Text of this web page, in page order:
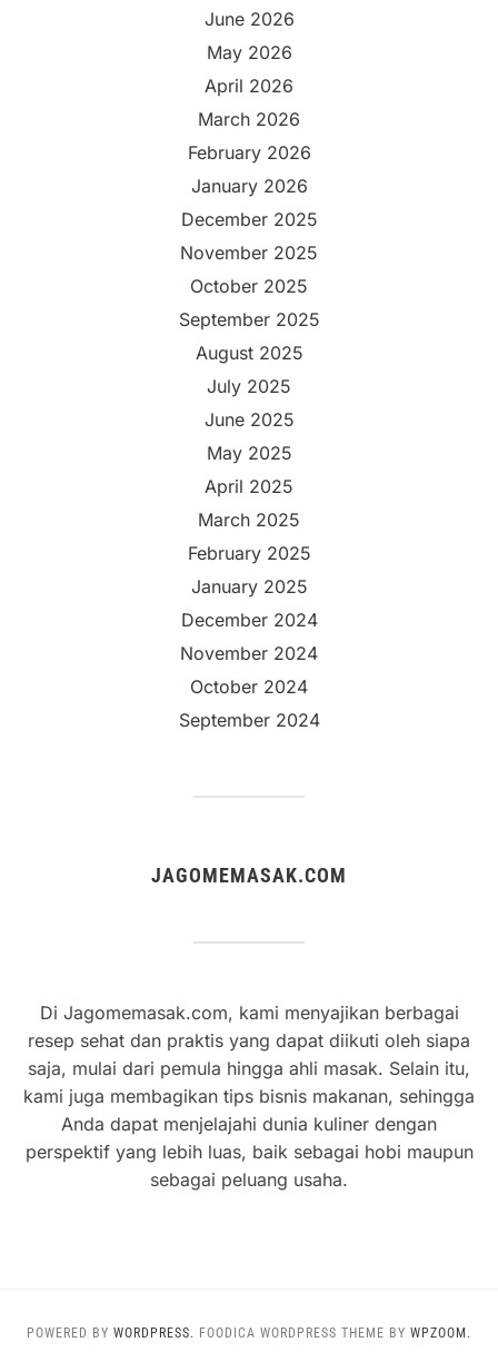
June 2026
May 2026
April 2026
March 2026
February 2026
January 2026
December 2025
November 2025
October 2025
September 2025
August 2025
July 2025
June 2025
May 2025
April 2025
March 2025
February 2025
January 2025
December 2024
November 2024
October 2024
September 2024
JAGOMEMASAK.COM
Di Jagomemasak.com, kami menyajikan berbagai
resep sehat dan praktis yang dapat diikuti oleh siapa
saja, mulai dari pemula hingga ahli masak. Selain itu,
kami juga membagikan tips bisnis makanan, sehingga
Anda dapat menjelajahi dunia kuliner dengan
perspektif yang lebih luas, baik sebagai hobi maupun
sebagai peluang usaha.
POWERED BY WORDPRESS. FOODICA WORDPRESS THEME BY WPZOOM.